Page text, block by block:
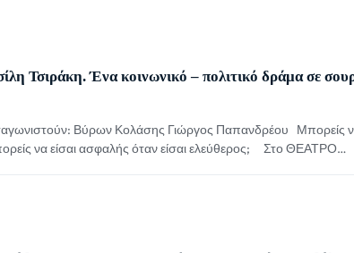
Τσιράκη. Ένα κοινωνικό – πολιτικό δράμα σε
Βύρων Κολάσης Γιώργος Παπανδρέου Μπορείς
να είσαι ασφαλής όταν είσαι ελεύθερος; Στο ΘΕΑΤΡΟ